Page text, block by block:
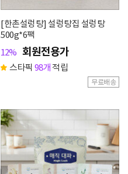
[한촌설렁탕] 설렁탕집 설렁탕
500g*6팩
12% 회원전용가
스타픽 98개적립
무료배송